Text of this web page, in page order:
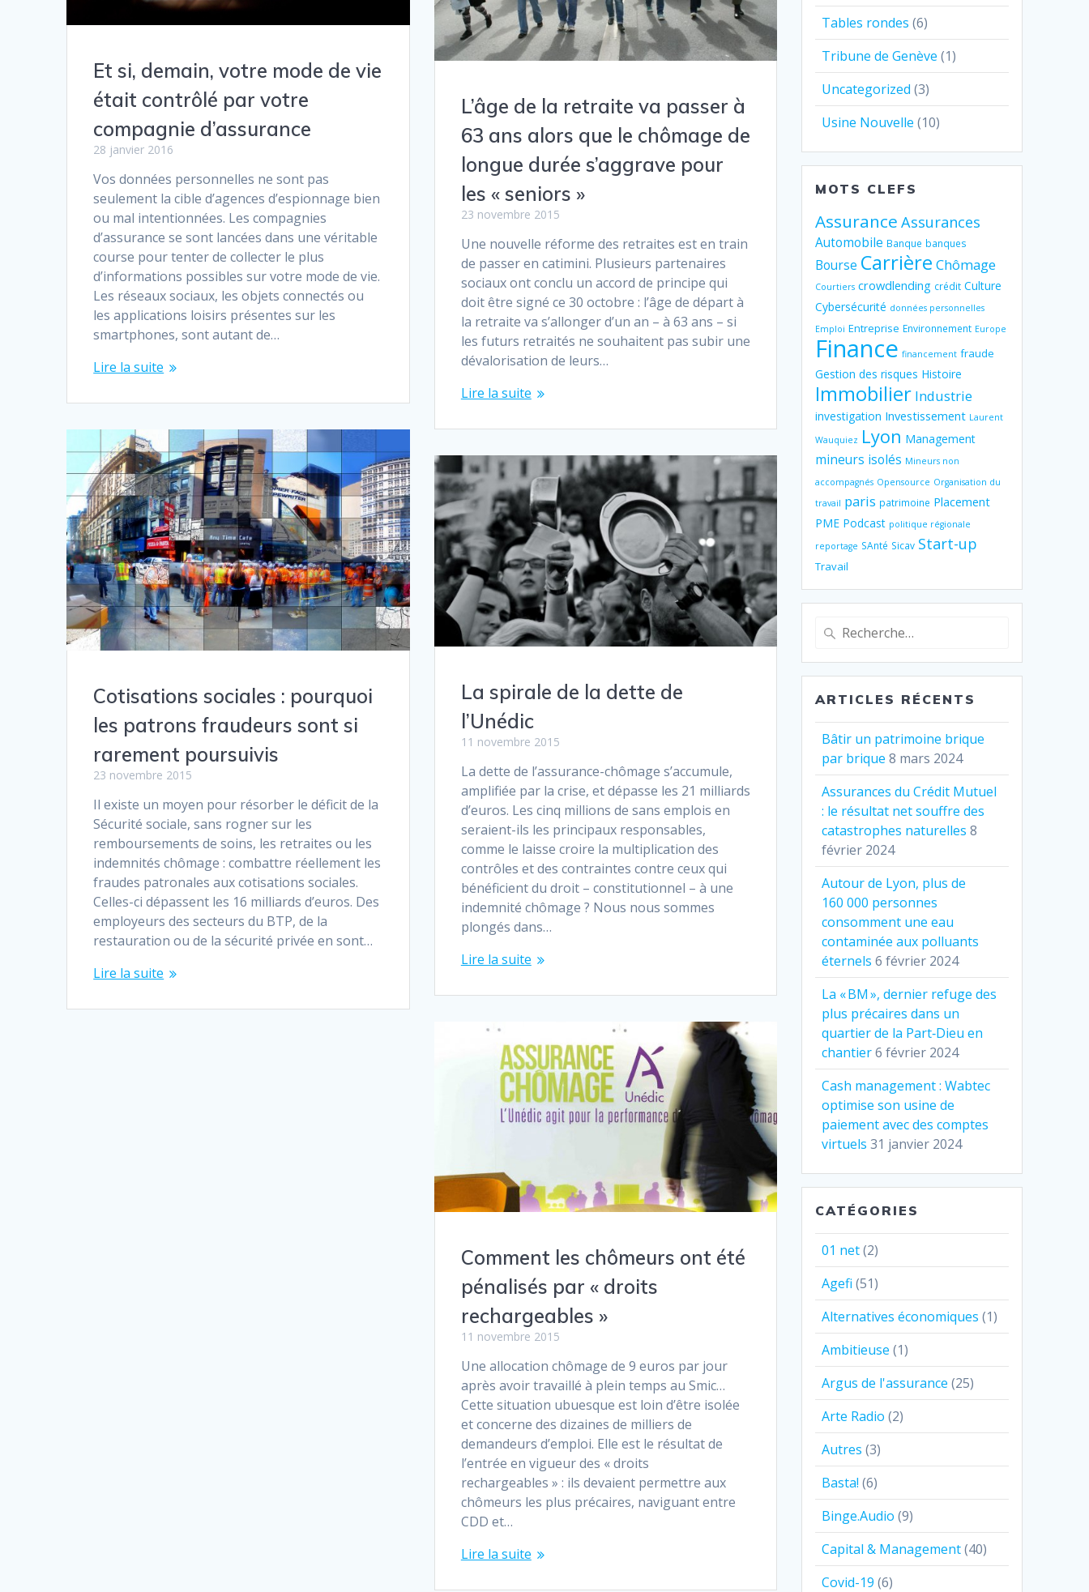
Et si, demain, votre mode de vie
était contrôlé par votre
compagnie d’assurance
28 janvier 2016
Vos données personnelles ne sont pas
seulement la cible d’agences d’espionnage bien
ou mal intentionnées. Les compagnies
d’assurance se sont lancées dans une véritable
course pour tenter de collecter le plus
d’informations possibles sur votre mode de vie.
Les réseaux sociaux, les objets connectés ou
les applications loisirs présentes sur les
smartphones, sont autant de…
Lire la suite
L’âge de la retraite va passer à
63 ans alors que le chômage de
longue durée s’aggrave pour
les « seniors »
23 novembre 2015
Une nouvelle réforme des retraites est en train
de passer en catimini. Plusieurs partenaires
sociaux ont conclu un accord de principe qui
doit être signé ce 30 octobre : l’âge de départ à
la retraite va s’allonger d’un an – à 63 ans – si
les futurs retraités ne souhaitent pas subir une
dévalorisation de leurs…
Lire la suite
Cotisations sociales : pourquoi
les patrons fraudeurs sont si
rarement poursuivis
23 novembre 2015
Il existe un moyen pour résorber le déficit de la
Sécurité sociale, sans rogner sur les
remboursements de soins, les retraites ou les
indemnités chômage : combattre réellement les
fraudes patronales aux cotisations sociales.
Celles-ci dépassent les 16 milliards d’euros. Des
employeurs des secteurs du BTP, de la
restauration ou de la sécurité privée en sont…
Lire la suite
La spirale de la dette de
l’Unédic
11 novembre 2015
La dette de l’assurance-chômage s’accumule,
amplifiée par la crise, et dépasse les 21 milliards
d’euros. Les cinq millions de sans emplois en
seraient-ils les principaux responsables,
comme le laisse croire la multiplication des
contrôles et des contraintes contre ceux qui
bénéficient du droit – constitutionnel – à une
indemnité chômage ? Nous nous sommes
plongés dans…
Lire la suite
Comment les chômeurs ont été
pénalisés par « droits
rechargeables »
11 novembre 2015
Une allocation chômage de 9 euros par jour
après avoir travaillé à plein temps au Smic…
Cette situation ubuesque est loin d’être isolée
et concerne des dizaines de milliers de
demandeurs d’emploi. Elle est le résultat de
l’entrée en vigueur des « droits
rechargeables » : ils devaient permettre aux
chômeurs les plus précaires, naviguant entre
CDD et…
Lire la suite
Tables rondes (6)
Tribune de Genève (1)
Uncategorized (3)
Usine Nouvelle (10)
MOTS CLEFS
Assurance Assurances
Automobile Banque banques
Bourse Carrière Chômage
Courtiers crowdlending crédit Culture
Cybersécurité données personnelles
Emploi Entreprise Environnement Europe
Finance financement fraude
Gestion des risques Histoire
Immobilier Industrie
investigation Investissement Laurent
Wauquiez Lyon Management
mineurs isolés Mineurs non
accompagnés Opensource Organisation du
travail paris patrimoine Placement
PME Podcast politique régionale
reportage SAnté Sicav Start-up
Travail
Recherche
:
ARTICLES RÉCENTS
Bâtir un patrimoine brique
par brique 8 mars 2024
Assurances du Crédit Mutuel
: le résultat net souffre des
catastrophes naturelles 8
février 2024
Autour de Lyon, plus de
160 000 personnes
consomment une eau
contaminée aux polluants
éternels 6 février 2024
La « BM », dernier refuge des
plus précaires dans un
quartier de la Part‐Dieu en
chantier6 février 2024
Cash management : Wabtec
optimise son usine de
paiement avec des comptes
virtuels 31 janvier 2024
CATÉGORIES
01 net(2)
Agefi (51)
Alternatives économiques (1)
Ambitieuse (1)
Argus de l'assurance (25)
Arte Radio (2)
Autres (3)
Basta! (6)
Binge.Audio (9)
Capital & Management(40)
Covid-19 (6)